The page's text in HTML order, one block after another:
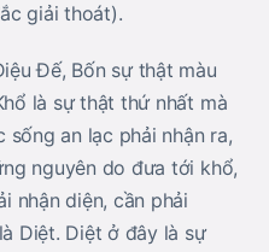
giải thoát).
Đế, Bốn sự thật màu
là sự thật thứ nhất mà
an lạc phải nhận ra,
nguyên do đưa tới khổ,
nhận diện, cần phải
Diệt. Diệt ở đây là sự